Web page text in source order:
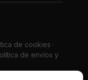
de cookies ·
de envíos y